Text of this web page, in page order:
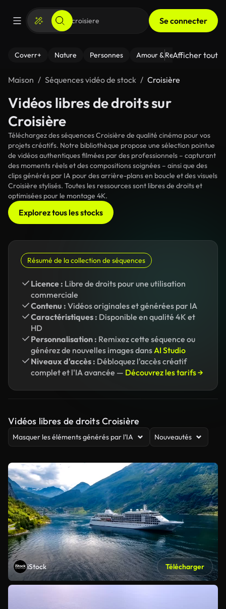
Se connecter
Coverr+ Nature Personnes Amour & Relations Le
Afficher tout
Maison Séquences vidéo de stock Croisière
Vidéos libres de droits sur
Croisière
Téléchargez des séquences Croisière de qualité cinéma pour vos
projets créatifs. Notre bibliothèque propose une sélection pointue
de vidéos authentiques filmées par des professionnels – capturant
des moments réels et des compositions soignées – ainsi que des
clips générés par IA pour des arrière-plans en boucle et des visuels
Croisière stylisés. Toutes les ressources sont libres de droits et
optimisées pour le montage 4K.
Explorez tous les stocks
Résumé de la collection de séquences
Licence : Libre de droits pour une utilisation
commerciale
Contenu : Vidéos originales et générées par IA
Caractéristiques : Disponible en qualité 4K et
HD
Personnalisation : Remixez cette séquence ou
générez de nouvelles images dansAI Studio
Niveaux d'accès : Débloquez l'accès créatif
complet et l'IA avancée — Découvrez les tarifs →
Vidéos libres de droits Croisière
Masquer les éléments générés par l’IA Nouveautés
iStock Télécharger